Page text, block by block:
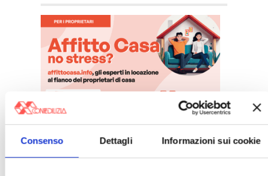
Consenso Dettagli Informazioni sui cookie
Scopri il portale della Confedilizia che ti aiuta
a gestire ogni aspetto del tuo contratto di
locazione, visitaaffittocasa.info